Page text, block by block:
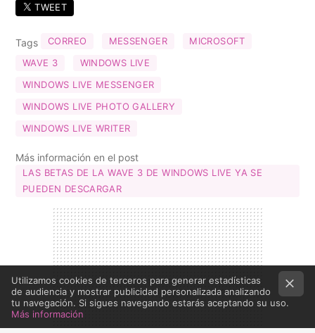
TWEET
Tags CORREO MESSENGER
MICROSOFT
WAVE 3
WINDOWS LIVE
WINDOWS LIVE MESSENGER
WINDOWS LIVE PHOTO GALLERY
WINDOWS LIVE WRITER
Más información en el post
LAS BETAS DE LA WAVE 3 DE WINDOWS LIVE YA SE
PUEDEN DESCARGAR
Utilizamos cookies de terceros para generar estadísticas
de audiencia y mostrar publicidad personalizada analizando
tu navegación. Si sigues navegando estarás aceptando su uso.
Más información